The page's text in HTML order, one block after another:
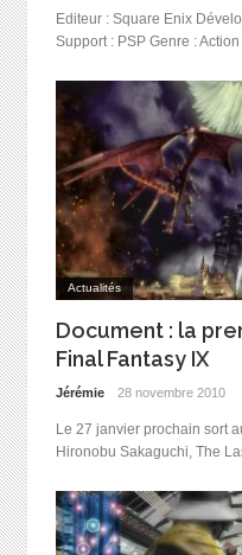
Editeur : Square Enix
Support : PSP Genre :
Actualités
Document : la
Final Fantasy IX
Jérémie 28 novembre 2010
Le 27 janvier prochain sort
Hironobu Sakaguchi, The